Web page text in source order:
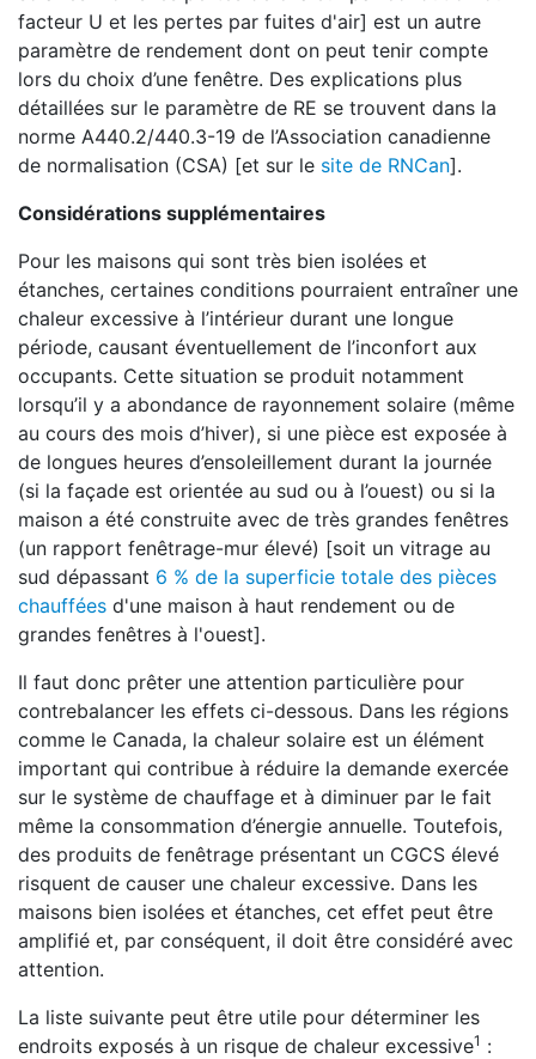
facteur U et les pertes par fuites d'air] est un autre
paramètre de rendement dont on peut tenir compte
lors du choix d’une fenêtre. Des explications plus
détaillées sur le paramètre de RE se trouvent dans la
norme A440.2/440.3-19 de l’Association canadienne
de normalisation (CSA) [et sur le site de RNCan].
Considérations supplémentaires
Pour les maisons qui sont très bien isolées et
étanches, certaines conditions pourraient entraîner une
chaleur excessive à l’intérieur durant une longue
période, causant éventuellement de l’inconfort aux
occupants. Cette situation se produit notamment
lorsqu’il y a abondance de rayonnement solaire (même
au cours des mois d’hiver), si une pièce est exposée à
de longues heures d’ensoleillement durant la journée
(si la façade est orientée au sud ou à l’ouest) ou si la
maison a été construite avec de très grandes fenêtres
(un rapport fenêtrage-mur élevé) [soit un vitrage au
sud dépassant 6 % de la superficie totale des pièces
chauffées d'une maison à haut rendement ou de
grandes fenêtres à l'ouest].
Il faut donc prêter une attention particulière pour
contrebalancer les effets ci-dessous. Dans les régions
comme le Canada, la chaleur solaire est un élément
important qui contribue à réduire la demande exercée
sur le système de chauffage et à diminuer par le fait
même la consommation d’énergie annuelle. Toutefois,
des produits de fenêtrage présentant un CGCS élevé
risquent de causer une chaleur excessive. Dans les
maisons bien isolées et étanches, cet effet peut être
amplifié et, par conséquent, il doit être considéré avec
attention.
La liste suivante peut être utile pour déterminer les
endroits exposés à un risque de chaleur excessive1 :